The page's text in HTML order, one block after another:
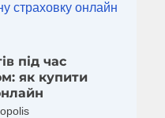
під час
як купити